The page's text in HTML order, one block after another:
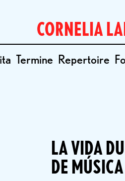
CORNELIA
Termine Repertoire
LA VIDA
DE MÚSICA